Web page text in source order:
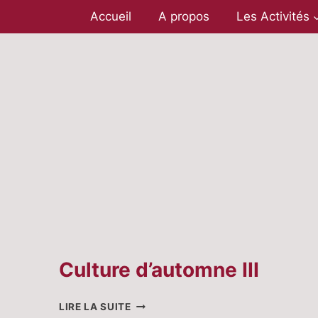
Accueil A propos Les Activités
Culture d’automne III
LIRE LA SUITECULTURE